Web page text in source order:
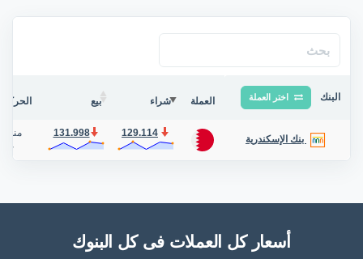
البنك اختر العملة العملة شراء بيع الحركة
بنك الإسكندرية
129.114
131.998
منذ 9 دقيقة
أسعار كل العملات فى كل البنوك